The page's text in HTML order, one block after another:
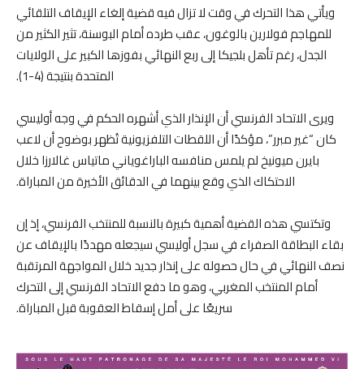
ويأتي هذا التحرك في وقت لا تزال فيه قضية إلغاء الإيقاف التلقائي
للمهاجم فولارين بالوغون، عقب طرده أمام البوسنة، تثير الكثير من
الجدل، رغم تأهل بلجيكا إلى ربع النهائي بفوزها الكبير على الولايات
المتحدة بنتيجة (4-1).
ويرى الاتحاد الفرنسي أن الإنذار الذي أشهره الحكم في وجه أوليسي
كان “غير مبرر”، مؤكدًا أن اللقطات التلفزيونية تُظهر بوضوح أن لاعب
بايرن ميونيخ لم يلمس منافسه الباراغوياني ماتياس غالارزا خلال
الاحتكاك الذي وقع بينهما في الدقائق الأخيرة من المباراة.
وتكتسي هذه القضية أهمية كبيرة بالنسبة للمنتخب الفرنسي، إذ إن
بقاء البطاقة الصفراء في سجل أوليسي سيجعله مهددًا بالإيقاف عن
نصف النهائي في حال حصوله على إنذار جديد خلال المواجهة المرتقبة
أمام المنتخب المغربي، وهو ما دفع الاتحاد الفرنسي إلى التحرك
سريعًا على أمل إسقاط العقوبة قبل المباراة.